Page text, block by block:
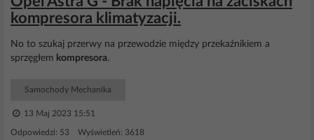
kompresora klimatyzacji.
No to szukaj przerwy na przewodzie między przekaźnikiem a
sprzęgłem kompresora.
Samochody Mechanika
13 Maj 2023 15:51
Odpowiedzi: 53 Wyświetleń: 3618